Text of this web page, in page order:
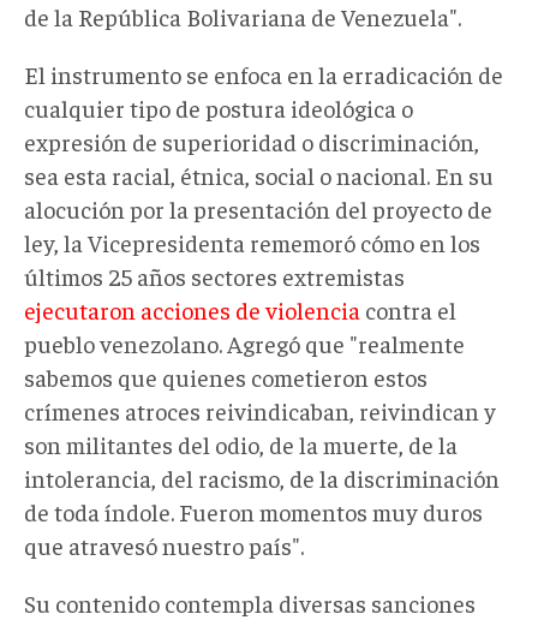
de la República Bolivariana de Venezuela".
El instrumento se enfoca en la erradicación de
cualquier tipo de postura ideológica o
expresión de superioridad o discriminación,
sea esta racial, étnica, social o nacional. En su
alocución por la presentación del proyecto de
ley, la Vicepresidenta rememoró cómo en los
últimos 25 años sectores extremistas
ejecutaron acciones de violencia contra el
pueblo venezolano. Agregó que "realmente
sabemos que quienes cometieron estos
crímenes atroces reivindicaban, reivindican y
son militantes del odio, de la muerte, de la
intolerancia, del racismo, de la discriminación
de toda índole. Fueron momentos muy duros
que atravesó nuestro país".
Su contenido contempla diversas sanciones